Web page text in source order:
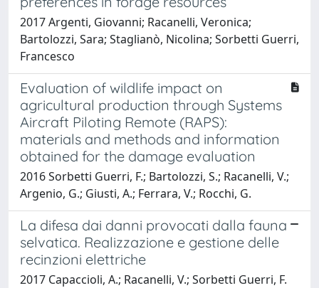
2017 Argenti, Giovanni; Racanelli, Veronica;
Bartolozzi, Sara; Staglianò, Nicolina; Sorbetti Guerri,
Francesco
Evaluation of wildlife impact on
agricultural production through Systems
Aircraft Piloting Remote (RAPS):
materials and methods and information
obtained for the damage evaluation
2016 Sorbetti Guerri, F.; Bartolozzi, S.; Racanelli, V.;
Argenio, G.; Giusti, A.; Ferrara, V.; Rocchi, G.
La difesa dai danni provocati dalla fauna
selvatica. Realizzazione e gestione delle
recinzioni elettriche
2017 Capaccioli, A.; Racanelli, V.; Sorbetti Guerri, F.